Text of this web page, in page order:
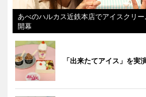
あべのハルカス近鉄本店でアイスクリー
開幕
「出来たてアイス」を実